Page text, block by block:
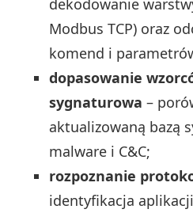
dekodowanie
Modbus TCP) oraz
komend i
dopasowanie
sygnaturowa –
aktualizowaną bazą
malware i C&C;
rozpoznanie
identyfikacja